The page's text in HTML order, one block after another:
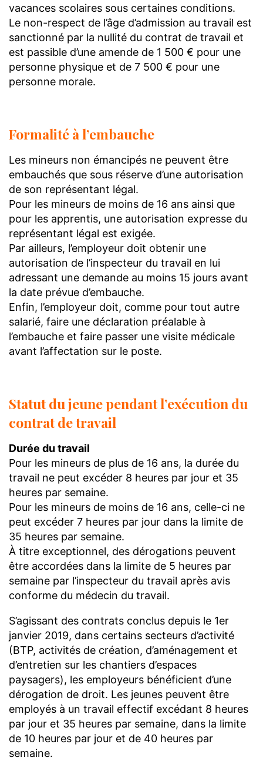
vacances scolaires sous certaines conditions.
Le non-respect de l’âge d’admission au travail est
sanctionné par la nullité du contrat de travail et
est passible d’une amende de 1 500 € pour une
personne physique et de 7 500 € pour une
personne morale.
Formalité à l’embauche
Les mineurs non émancipés ne peuvent être
embauchés que sous réserve d’une autorisation
de son représentant légal.
Pour les mineurs de moins de 16 ans ainsi que
pour les apprentis, une autorisation expresse du
représentant légal est exigée.
Par ailleurs, l’employeur doit obtenir une
autorisation de l’inspecteur du travail en lui
adressant une demande au moins 15 jours avant
la date prévue d’embauche.
Enfin, l’employeur doit, comme pour tout autre
salarié, faire une déclaration préalable à
l’embauche et faire passer une visite médicale
avant l’affectation sur le poste.
Statut du jeune pendant l’exécution du
contrat de travail
Durée du travail
Pour les mineurs de plus de 16 ans, la durée du
travail ne peut excéder 8 heures par jour et 35
heures par semaine.
Pour les mineurs de moins de 16 ans, celle-ci ne
peut excéder 7 heures par jour dans la limite de
35 heures par semaine.
À titre exceptionnel, des dérogations peuvent
être accordées dans la limite de 5 heures par
semaine par l’inspecteur du travail après avis
conforme du médecin du travail.
S’agissant des contrats conclus depuis le 1er
janvier 2019, dans certains secteurs d’activité
(BTP, activités de création, d’aménagement et
d’entretien sur les chantiers d’espaces
paysagers), les employeurs bénéficient d’une
dérogation de droit. Les jeunes peuvent être
employés à un travail effectif excédant 8 heures
par jour et 35 heures par semaine, dans la limite
de 10 heures par jour et de 40 heures par
semaine.